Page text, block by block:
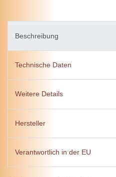
Beschreibung
Technische Daten
Weitere Details
Hersteller
Verantwortlich in der EU